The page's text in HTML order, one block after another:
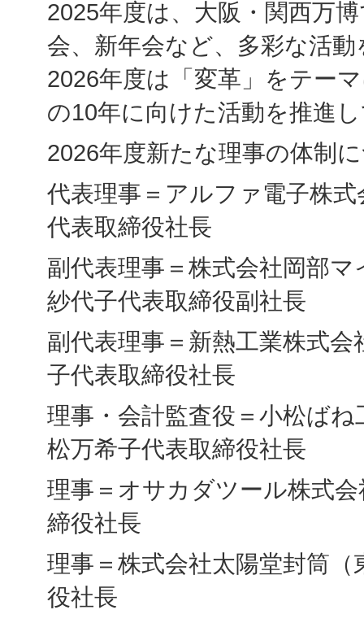
2025年度は、大阪・関西万
会、新年会など、多彩な活
2026年度は「変革」をテー
の10年に向けた活動を推進
2026年度新たな理事の体制
代表理事＝アルファ電子株
代表取締役社長
副代表理事＝株式会社岡部
紗代子代表取締役副社長
副代表理事＝新熱工業株式
子代表取締役社長
理事・会計監査役＝小松ば
松万希子代表取締役社長
理事＝オサカダツール株式
締役社長
理事＝株式会社太陽堂封筒
役社長